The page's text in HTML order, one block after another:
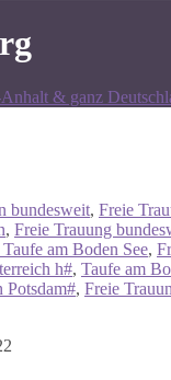
& ganz
bundesweit, Freie
, Freie Trauung
am Boden See,
h#, Taufe am
Potsdam#, Freie